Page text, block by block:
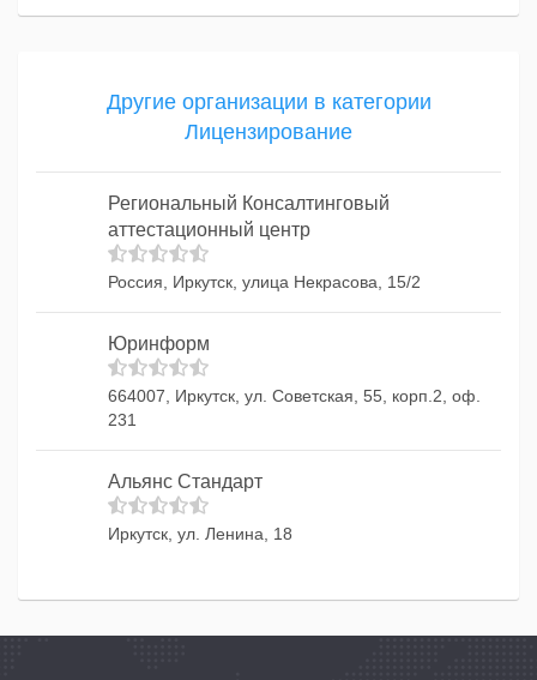
Другие организации в категории
Лицензирование
Региональный Консалтинговый
аттестационный центр
Россия, Иркутск, улица Некрасова, 15/2
Юринформ
664007, Иркутск, ул. Советская, 55, корп.2, оф.
231
Альянс Стандарт
Иркутск, ул. Ленина, 18